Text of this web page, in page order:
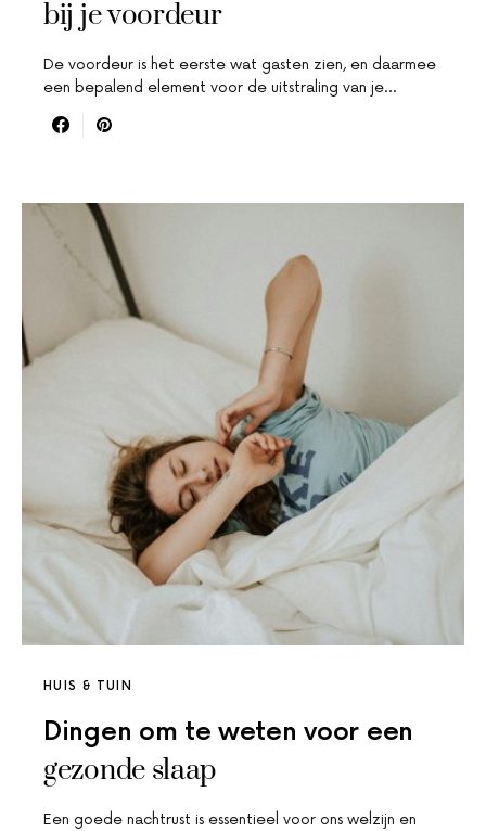
bij je voordeur
De voordeur is het eerste wat gasten zien, en daarmee
een bepalend element voor de uitstraling van je…
HUIS & TUIN
Dingen om te weten voor een
gezonde slaap
Een goede nachtrust is essentieel voor ons welzijn en